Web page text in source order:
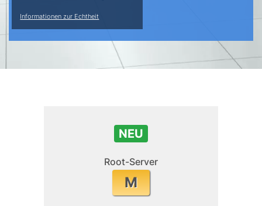
Informationen zur Echtheit
NEU
Root-Server
M